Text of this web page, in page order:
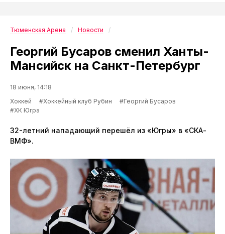
Тюменская Арена Новости
Георгий Бусаров сменил Ханты-
Мансийск на Санкт-Петербург
18 июня, 14:18
Хоккей
#Хоккейный клуб Рубин
#Георгий Бусаров
#ХК Югра
32-летний нападающий перешёл из «Югры» в «СКА-
ВМФ».